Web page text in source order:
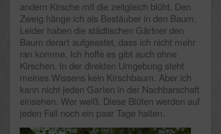
andern Kirsche mit die zeitgleich blüht. Den
Zweig hänge ich als Bestäuber in den Baum.
Leider haben die städtischen Gärtner den
Baum derart aufgeastet, dass ich nicht mehr
ran komme. Ich hoffe es gibt auch ohne
Kirschen. In der direkten Umgebung steht
meines Wissens kein Kirschbaum. Aber ich
kann nicht jeden Garten in der Nachbarschaft
einsehen. Wer weiß. Diese Blüten werden auf
jeden Fall noch ein paar Tage halten.